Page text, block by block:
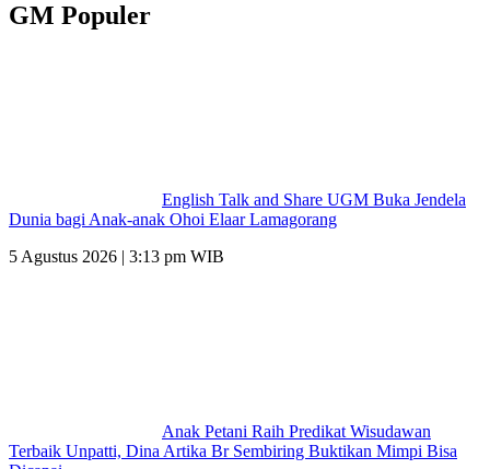
GM Populer
English Talk and Share UGM Buka Jendela
Dunia bagi Anak-anak Ohoi Elaar Lamagorang
5 Agustus 2026 | 3:13 pm WIB
Anak Petani Raih Predikat Wisudawan
Terbaik Unpatti, Dina Artika Br Sembiring Buktikan Mimpi Bisa